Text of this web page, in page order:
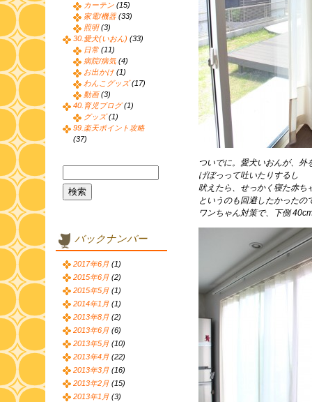
ついでに。愛犬いおんが、外
げぼっって吐いたりするし
吠えたら、せっかく寝た赤ち
というのも回避したかったの
ワンちゃん対策で、下側
カーテン (15)
家電/機器 (33)
照明(3)
30.愛犬(いおん) (33)
日常 (11)
病院/病気 (4)
お出かけ (1)
わんこグッズ(17)
動画(3)
40.育児ブログ(1)
グッズ(1)
99.楽天ポイント攻略
(37)
バックナンバー
2017年6月 (1)
2015年6月 (2)
2015年5月 (1)
2014年1月 (1)
2013年8月 (2)
2013年6月 (6)
2013年5月 (10)
2013年4月 (22)
2013年3月 (16)
2013年2月 (15)
2013年1月 (3)